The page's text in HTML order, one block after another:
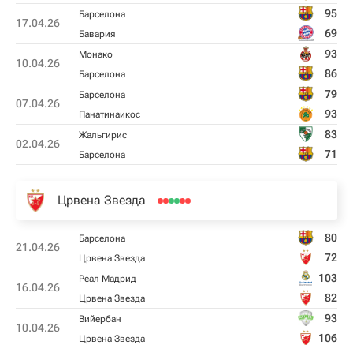
17.04.26
Барселона 95
Бавария 69
10.04.26
Монако 93
Барселона 86
07.04.26
Барселона 79
Панатинаикос 93
02.04.26
Жальгирис 83
Барселона 71
Црвена Звезда
21.04.26
Барселона 80
Црвена Звезда 72
16.04.26
Реал Мадрид 103
Црвена Звезда 82
10.04.26
Вийербан 93
Црвена Звезда 106